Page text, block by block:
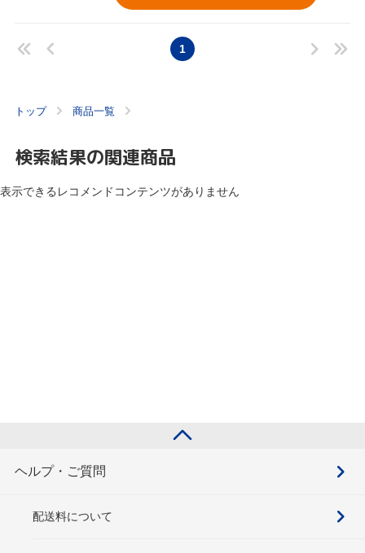
1
トップ 商品一覧
検索結果の関連商品
表示できるレコメンドコンテンツがありません
ヘルプ・ご質問
配送料について